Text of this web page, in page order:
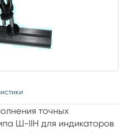
точных
Ш-IIН для индикаторов